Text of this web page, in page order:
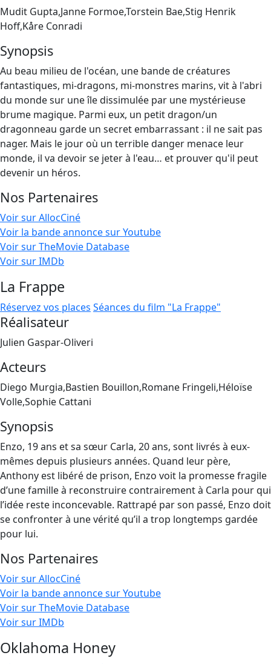
Mudit Gupta,Janne Formoe,Torstein Bae,Stig Henrik
Hoff,Kåre Conradi
Synopsis
Au beau milieu de l'océan, une bande de créatures
fantastiques, mi-dragons, mi-monstres marins, vit à l'abri
du monde sur une île dissimulée par une mystérieuse
brume magique. Parmi eux, un petit dragon/un
dragonneau garde un secret embarrassant : il ne sait pas
nager. Mais le jour où un terrible danger menace leur
monde, il va devoir se jeter à l'eau… et prouver qu'il peut
devenir un héros.
Nos Partenaires
Voir sur AllocCiné
Voir la bande annonce sur Youtube
Voir sur TheMovie Database
Voir sur IMDb
La Frappe
Réservez vos places Séances du film "La Frappe"
Réalisateur
Julien Gaspar-Oliveri
Acteurs
Diego Murgia,Bastien Bouillon,Romane Fringeli,Héloïse
Volle,Sophie Cattani
Synopsis
Enzo, 19 ans et sa sœur Carla, 20 ans, sont livrés à eux-
mêmes depuis plusieurs années. Quand leur père,
Anthony est libéré de prison, Enzo voit la promesse fragile
d’une famille à reconstruire contrairement à Carla pour qui
l’idée reste inconcevable. Rattrapé par son passé, Enzo doit
se confronter à une vérité qu’il a trop longtemps gardée
pour lui.
Nos Partenaires
Voir sur AllocCiné
Voir la bande annonce sur Youtube
Voir sur TheMovie Database
Voir sur IMDb
Oklahoma Honey